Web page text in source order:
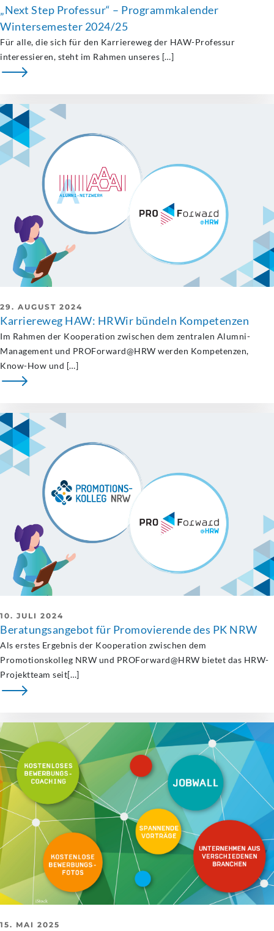
„Next Step Professur“ – Programmkalender
Wintersemester 2024/25
Für alle, die sich für den Karriereweg der HAW-Professur
interessieren, steht im Rahmen unseres […]
29. AUGUST 2024
Karriereweg HAW: HRWir bündeln Kompetenzen
Im Rahmen der Kooperation zwischen dem zentralen Alumni-
Management und PROForward@HRW werden Kompetenzen,
Know-How und […]
10. JULI 2024
Beratungsangebot für Promovierende des PK NRW
Als erstes Ergebnis der Kooperation zwischen dem
Promotionskolleg NRW und PROForward@HRW bietet das HRW-
Projektteam seit[…]
15. MAI 2025